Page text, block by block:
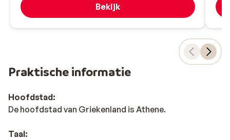
Bekijk
Praktische informatie
Hoofdstad:
De hoofdstad van Griekenland is Athene.
Taal: